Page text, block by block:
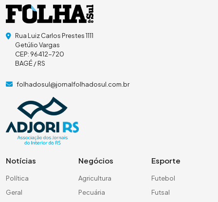
Rua Luiz Carlos Prestes 1111
Getúlio Vargas
CEP: 96412-720
BAGÉ / RS
folhadosul@jornalfolhadosul.com.br
Notícias
Política
Geral
Negócios
Agricultura
Pecuária
Esporte
Futebol
Futsal